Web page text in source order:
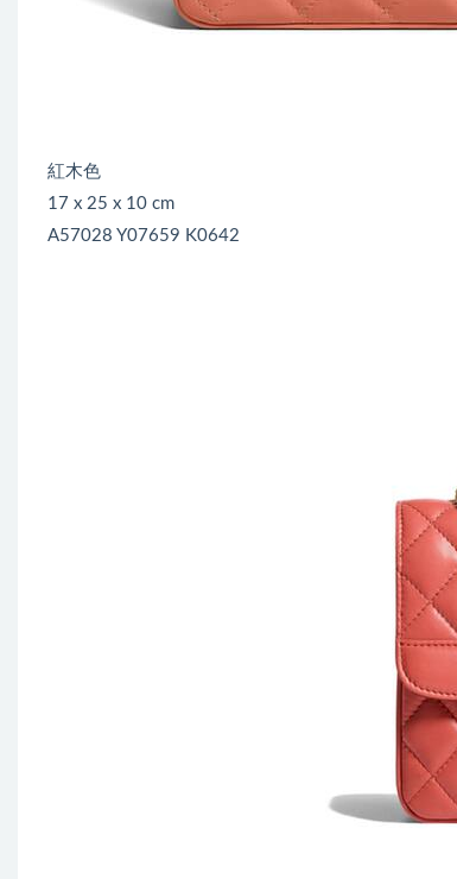
紅木色
17 x 25 x 10 cm
A57028 Y07659 K0642